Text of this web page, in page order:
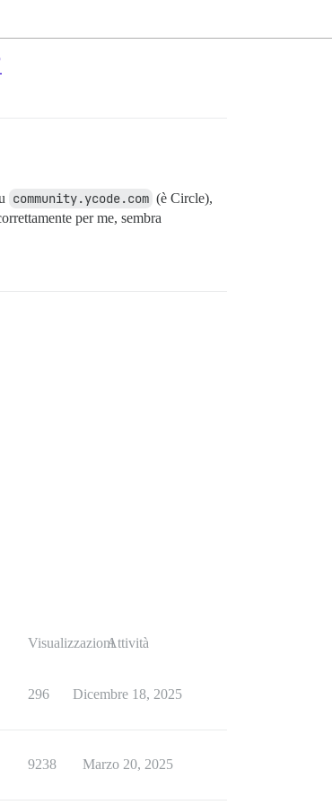
community.ycode.com (è Circle),
per me, sembra
VisualizzazioniAttività
296 Dicembre 18, 2025
9238 Marzo 20, 2025